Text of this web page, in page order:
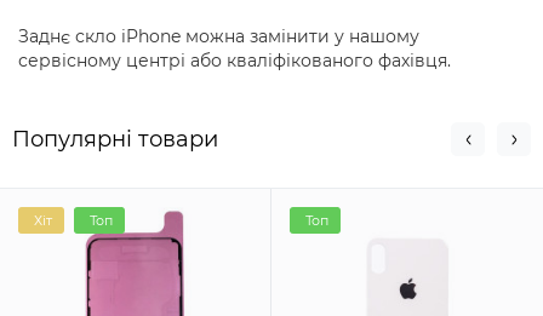
Заднє скло iPhone можна замінити у нашому
сервісному центрі або кваліфікованого фахівця.
Популярні товари
Хіт Топ Топ